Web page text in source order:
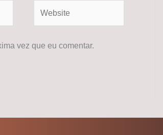
vez que eu comentar.